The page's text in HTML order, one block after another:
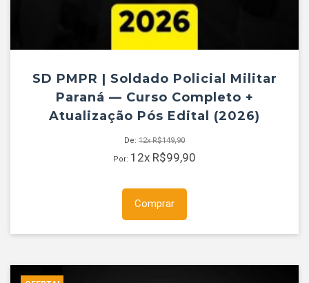
SD PMPR | Soldado Policial Militar
Paraná — Curso Completo +
Atualização Pós Edital (2026)
De: 12xR$149,90
Por: 12x R$99,90
Comprar